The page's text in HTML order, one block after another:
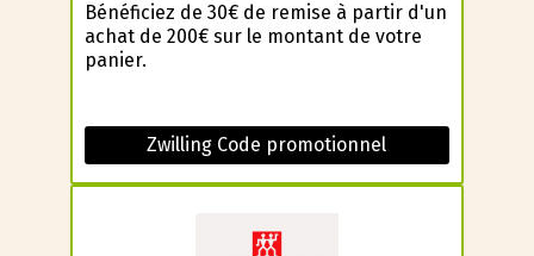
Bénéficiez de 30€ de remise à partir d'un
achat de 200€ sur le montant de votre
panier.
Zwilling Code promotionnel